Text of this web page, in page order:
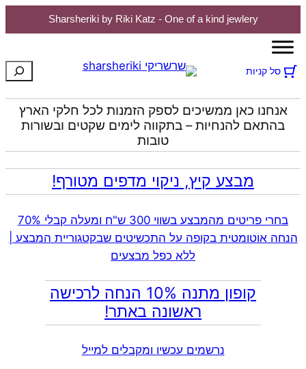
Sharsheriki by Riki Katz - One of a kind jewlery
סל קניות חיפוש
אנחנו כאן ממשיכים לספק הזמנות לכל חלקי הארץ
בהתאם להנחיות – בתקווה לימים שקטים ובשורות
טובות
מבצע קיץ, ניקוי מדפים מטורף!
בחרי פריטים מהמבצע בשווי 300 ש"ח ומעלה קבלי 70%
הנחה אוטומטית בקופה על התכשיטים שבקטגוריית המבצע |
ללא כפל מבצעים
קופון מתנה 10% הנחה לרכישה
ראשונה באתר!
נרשמים עכשיו ומקבלים למייל